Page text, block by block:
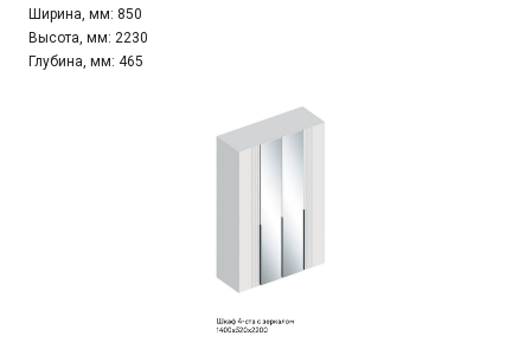
Ширина, мм: 850
Высота, мм: 2230
Глубина, мм: 465